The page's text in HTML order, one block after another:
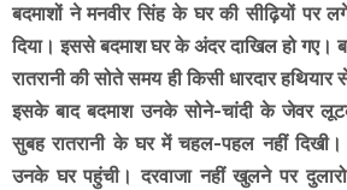
बदमाशों ने मनवीर सिंह के घर की सीढ़ियों पर
दिया। इससे बदमाश घर के अंदर दाखिल हो गए।
रातरानी की सोते समय ही किसी धारदार
इसके बाद बदमाश उनके सोने-चांदी के जेवर
सुबह रातरानी के घर में चहल-पहल नहीं
उनके घर पहुंची। दरवाजा नहीं खुलने पर